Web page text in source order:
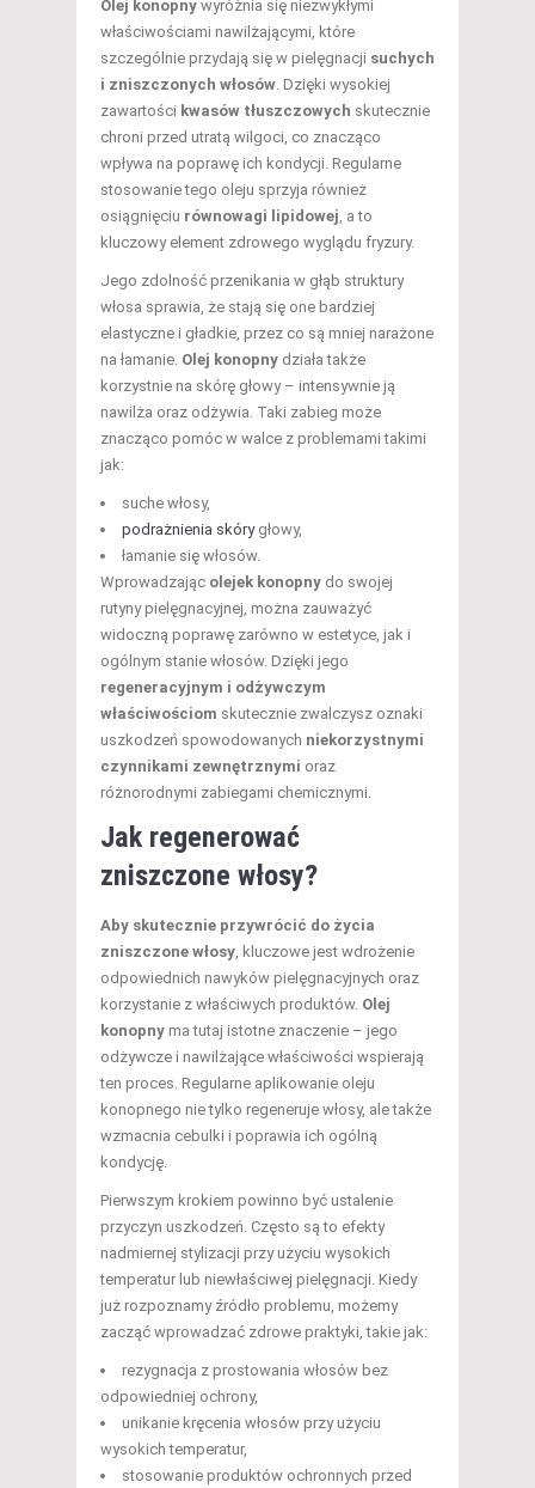
Olej konopny wyróżnia się niezwykłymi
właściwościami nawilżającymi, które
szczególnie przydają się w pielęgnacji suchych
i zniszczonych włosów . Dzięki wysokiej
zawartości kwasów tłuszczowych skutecznie
chroni przed utratą wilgoci, co znacząco
wpływa na poprawę ich kondycji. Regularne
stosowanie tego oleju sprzyja również
osiągnięciu równowagi lipidowej , a to
kluczowy element zdrowego wyglądu fryzury.
Jego zdolność przenikania w głąb struktury
włosa sprawia, że stają się one bardziej
elastyczne i gładkie, przez co są mniej narażone
na łamanie. Olej konopny działa także
korzystnie na skórę głowy – intensywnie ją
nawilża oraz odżywia. Taki zabieg może
znacząco pomóc w walce z problemami takimi
jak:
suche włosy,
podrażnienia skórygłowy,
łamanie się włosów.
Wprowadzając olejek konopny do swojej
rutyny pielęgnacyjnej, można zauważyć
widoczną poprawę zarówno w estetyce, jak i
ogólnym stanie włosów. Dzięki jego
regeneracyjnym i odżywczym
właściwościom skutecznie zwalczysz oznaki
uszkodzeń spowodowanych niekorzystnymi
czynnikami zewnętrznymi oraz
różnorodnymi zabiegami chemicznymi.
Jak regenerować
zniszczone włosy?
Aby skutecznie przywrócić do życia
zniszczone włosy , kluczowe jest wdrożenie
odpowiednich nawyków pielęgnacyjnych oraz
korzystanie z właściwych produktów. Olej
konopny ma tutaj istotne znaczenie – jego
odżywcze i nawilżające właściwości wspierają
ten proces. Regularne aplikowanie oleju
konopnego nie tylko regeneruje włosy, ale także
wzmacnia cebulki i poprawia ich ogólną
kondycję.
Pierwszym krokiem powinno być ustalenie
przyczyn uszkodzeń. Często są to efekty
nadmiernej stylizacji przy użyciu wysokich
temperatur lub niewłaściwej pielęgnacji. Kiedy
już rozpoznamy źródło problemu, możemy
zacząć wprowadzać zdrowe praktyki, takie jak:
rezygnacja z prostowania włosów bez
odpowiedniej ochrony,
unikanie kręcenia włosów przy użyciu
wysokich temperatur,
stosowanie produktów ochronnych przed